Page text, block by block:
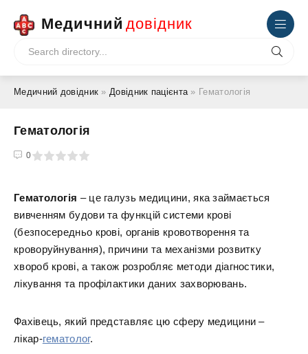
Медичний довідник
Медичний довідник »Довідник пацієнта» Гематологія
Гематологія
0
5
Гематологія – це галузь медицини, яка займається
вивченням будови та функцій системи крові
(безпосередньо крові, органів кровотворення та
кроворуйнування), причини та механізми розвитку
хвороб крові, а також розробляє методи діагностики,
лікування та профілактики даних захворювань.
Фахівець, який представляє цю сферу медицини –
лікар-гематолог.